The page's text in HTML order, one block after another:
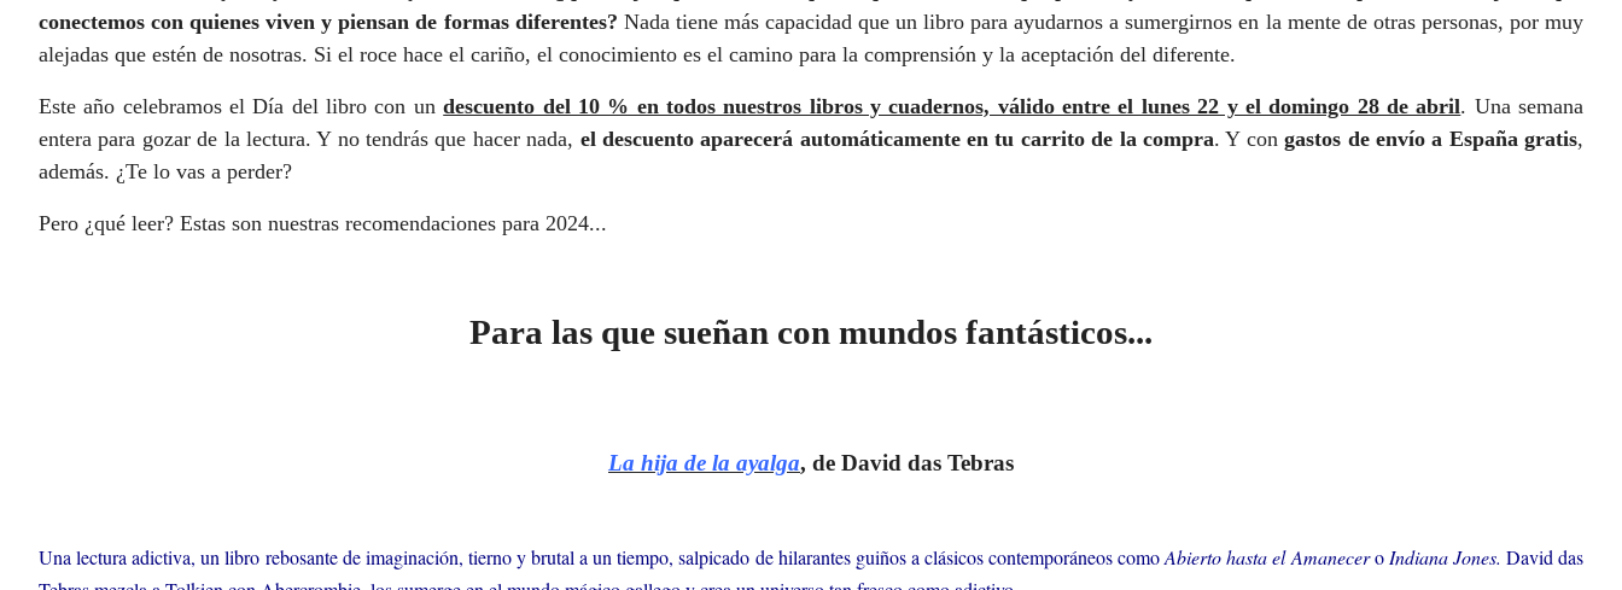
conectemos con quienes viven y piensan de formas diferentes? Nada tiene más capacidad que un libro para ayudarnos a sumergirnos en la mente de otras personas, por muy
alejadas que estén de nosotras. Si el roce hace el cariño, el conocimiento es el camino para la comprensión y la aceptación del diferente.
Este año celebramos el Día del libro con undescuento del 10 % en todos nuestros libros y cuadernos, válido entre el lunes 22 y el domingo 28 de abril. Una semana
entera para gozar de la lectura. Y no tendrás que hacer nada, el descuento aparecerá automáticamente en tu carrito de la compra. Y congastos de envío a España gratis,
además. ¿Te lo vas a perder?
Pero ¿qué leer? Estas son nuestras recomendaciones para 2024...
Para las que sueñan con mundos fantásticos...
La hija de la ayalga, de David das Tebras
Una lectura adictiva, un libro rebosante de imaginación, tierno y brutal a un tiempo, salpicado de hilarantes guiños a clásicos contemporáneos comoAbierto hasta el Amanecero Indiana Jones. David das